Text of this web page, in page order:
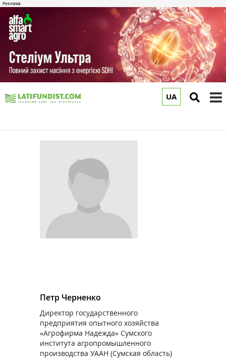
UA
Петр Черненко
Директор государственного
предприятия опытного хозяйства
«Агрофирма Надежда» Сумского
института агропромышленного
производства УААН (Сумская область)